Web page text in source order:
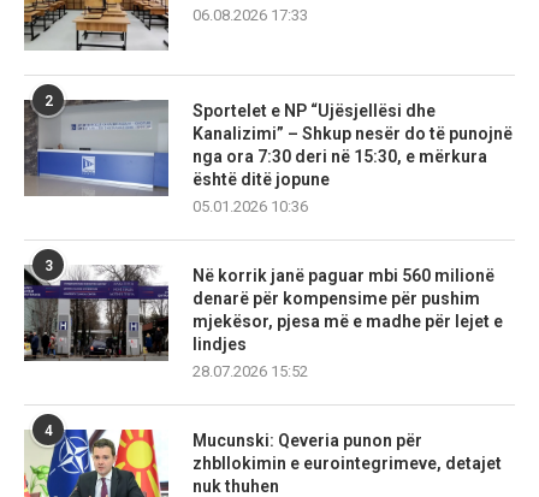
06.08.2026 17:33
2
Sportelet e NP “Ujësjellësi dhe
Kanalizimi” – Shkup nesër do të punojnë
nga ora 7:30 deri në 15:30, e mërkura
është ditë jopune
05.01.2026 10:36
3
Në korrik janë paguar mbi 560 milionë
denarë për kompensime për pushim
mjekësor, pjesa më e madhe për lejet e
lindjes
28.07.2026 15:52
4
Mucunski: Qeveria punon për
zhbllokimin e eurointegrimeve, detajet
nuk thuhen